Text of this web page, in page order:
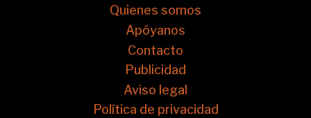
Quienes somos
Apóyanos
Contacto
Publicidad
Aviso legal
Política de privacidad